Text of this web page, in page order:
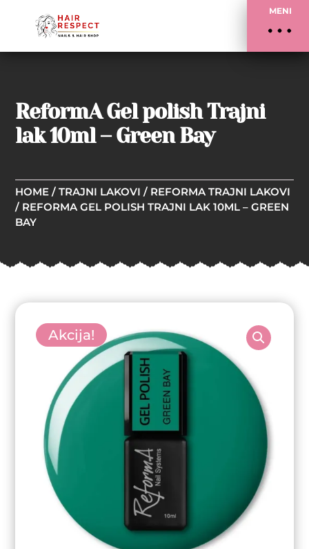
MENI
ReformA Gel polish Trajni
lak 10ml – Green Bay
HOME /TRAJNI LAKOVI / REFORMA TRAJNI LAKOVI
/ REFORMA GEL POLISH TRAJNI LAK 10ML – GREEN
BAY
Akcija!